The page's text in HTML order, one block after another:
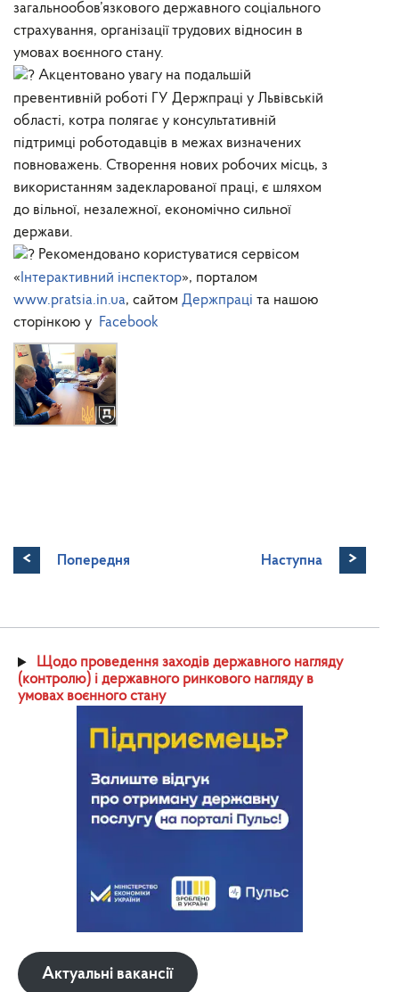
загальнообов’язкового державного соціального
страхування, організації трудових відносин в
умовах воєнного стану.
Акцентовано увагу на подальшій
превентивній роботі ГУ Держпраці у Львівській
області, котра полягає у консультативній
підтримці роботодавців в межах визначених
повноважень. Створення нових робочих місць, з
використанням задекларованої праці, є шляхом
до вільної, незалежної, економічно сильної
держави.
Рекомендовано користуватися сервісом
« Інтерактивний інспектор», порталом
www.pratsia.in.ua, сайтом Держпраці та нашою
сторінкою у Facebook
< Попередня Наступна >
Щодо проведення заходів державного нагляду
(контролю) і державного ринкового нагляду в
умовах воєнного стану
Актуальні вакансії